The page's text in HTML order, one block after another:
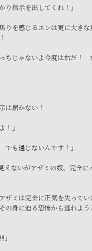
り指示を出してくれ！」
りを感じるエンは更に大き
ちじゃないよ今度は右だ！
は届かない！
！」
でも通じないんです！」
えないがアザミの奴、完全に
ザミは完全に正気を失って
の身に迫る恐怖から逃れよ